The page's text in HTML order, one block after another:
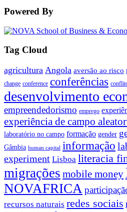
Powered By
Tag Cloud
agricultura Angola aversão ao risco
change conference conferências
desenvolvimento
empreendedorismo emprego
experiência de campo
laboratório no campo formação gender
Gâmbia human capital informação
experiment Lisboa literacia
migrações mobile money
NOVAFRICA
recursos naturais redes sociais